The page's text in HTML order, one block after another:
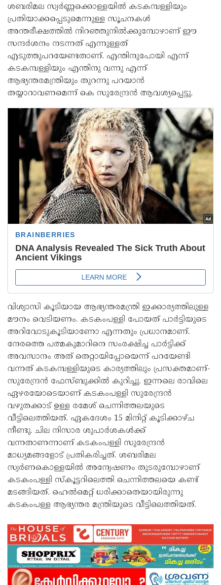
ശബരിമല സ്വർണ്ണക്കൊള്ളയിൽ കടകമ്പള്ളിയും
പ്രതിയാക്കപ്പെടുമെന്നുള്ള സൂചനകൾ
അന്തരീക്ഷത്തിൽ നിറഞ്ഞുനിൽക്കുമ്പോഴാണ് ഈ
സന്ദർശനം നടന്നത് എന്നുള്ളത്
എടുത്തുപറയേണ്ടതാണ്. എന്തിനുപോയി എന്ന്
കടകമ്പള്ളിയും എന്തിനു വന്നു എന്ന്
ആഭ്യന്തരമന്ത്രിയും തുറന്നു പറയാൻ
തയ്യാറാവണമെന്ന് കെ സുരേന്ദ്രൻ ആവശ്യപ്പെട്ടു.
വിശ്വാസി കൂടിയായ ആഭ്യന്തരമന്ത്രി ഇക്കാര്യത്തിലുള്ള
മൗനം വെടിയണം. കടകംപള്ളി പോയത് പാർട്ടിയുടെ
അറിവോടുകൂടിയാണോ എന്നതും പ്രധാനമാണ്.
നേരത്തെ പത്മകുമാറിനെ സംരക്ഷിച്ച പാർട്ടിക്ക്
അവസാനം അത് തെറ്റായിപ്പോയെന്ന് പറയേണ്ടി
വന്നത് കടകമ്പള്ളിയുടെ കാര്യത്തിലും പ്രസക്തമാണ്-
സുരേന്ദ്രൻ ഫേസ്ബുക്കിൽ കുറിച്ചു. ഇന്നലെ രാവിലെ
ഏഴരയോടെയാണ് കടകംപള്ളി സുരേന്ദ്രൻ
വഴുതക്കാട് ഉള്ള രമേശ് ചെന്നിത്തലയുടെ
വീട്ടിലെത്തിയത്. ഏകദേശം 15 മിനിറ്റ് കൂടിക്കാഴ്ച
നീണ്ടു. ചില നിസാര ശുപാർശകൾക്ക്
വന്നതാണന്നാണ് കടകംപള്ളി സുരേന്ദ്രൻ
മാധ്യമങ്ങളോട് പ്രതികരിച്ചത്. ശബരിമല
സ്വർണകൊള്ളയിൽ അന്വേഷണം തുടരുമ്പോഴാണ്
കടകംപള്ളി സ്കൂട്ടറിലെത്തി ചെന്നിത്തലയെ കണ്ട്
മടങ്ങിയത്. ഹെൽമെറ്റ് ധരിക്കാതെയായിരുന്നു
കടകംപള്ള ആഭ്യന്തര മന്ത്രിയുടെ വീട്ടിലെത്തിയത്.